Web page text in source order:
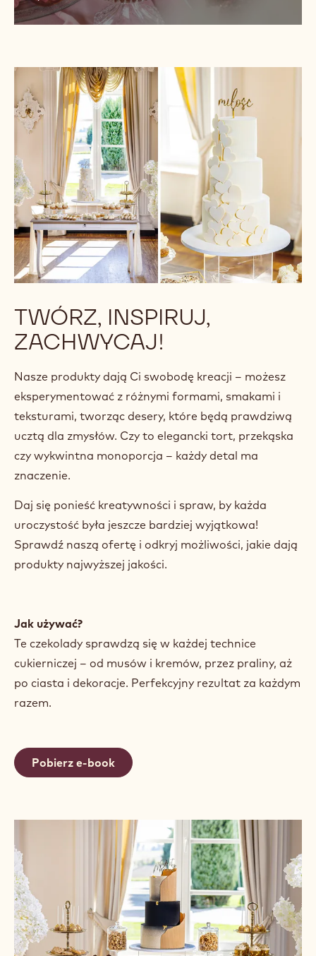
TWÓRZ, INSPIRUJ,
ZACHWYCAJ!
Nasze produkty dają Ci swobodę kreacji – możesz
eksperymentować z różnymi formami, smakami i
teksturami, tworząc desery, które będą prawdziwą
ucztą dla zmysłów. Czy to elegancki tort, przekąska
czy wykwintna monoporcja – każdy detal ma
znaczenie.
Daj się ponieść kreatywności i spraw, by każda
uroczystość była jeszcze bardziej wyjątkowa!
Sprawdź naszą ofertę i odkryj możliwości, jakie dają
produkty najwyższej jakości.
Jak używać?
Te czekolady sprawdzą się w każdej technice
cukierniczej – od musów i kremów, przez praliny, aż
po ciasta i dekoracje. Perfekcyjny rezultat za każdym
razem.
Pobierz e-book